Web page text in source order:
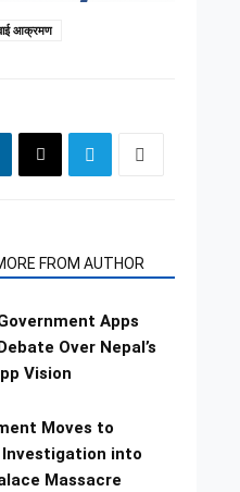
आक्रमण
FROM AUTHOR
Apps
Over Nepal’s
Vision
Moves to
Investigation into
Massacre